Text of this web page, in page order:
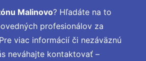
Malinovo? Hľadáte na to
profesionálov za
viac informácií či nezáväznú
neváhajte kontaktovať –